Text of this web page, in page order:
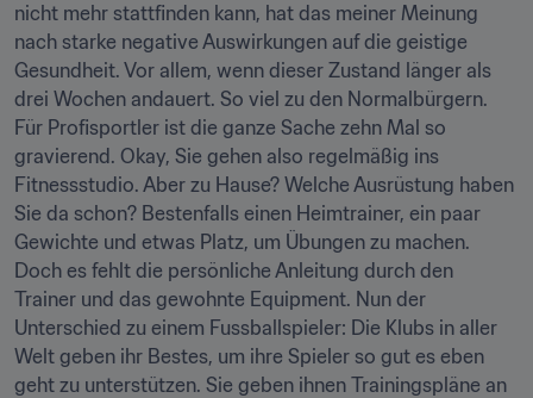
nicht mehr stattfinden kann, hat das meiner Meinung
nach starke negative Auswirkungen auf die geistige
Gesundheit. Vor allem, wenn dieser Zustand länger als
drei Wochen andauert. So viel zu den Normalbürgern.
Für Profisportler ist die ganze Sache zehn Mal so
gravierend. Okay, Sie gehen also regelmäßig ins
Fitnessstudio. Aber zu Hause? Welche Ausrüstung haben
Sie da schon? Bestenfalls einen Heimtrainer, ein paar
Gewichte und etwas Platz, um Übungen zu machen.
Doch es fehlt die persönliche Anleitung durch den
Trainer und das gewohnte Equipment. Nun der
Unterschied zu einem Fussballspieler: Die Klubs in aller
Welt geben ihr Bestes, um ihre Spieler so gut es eben
geht zu unterstützen. Sie geben ihnen Trainingspläne an